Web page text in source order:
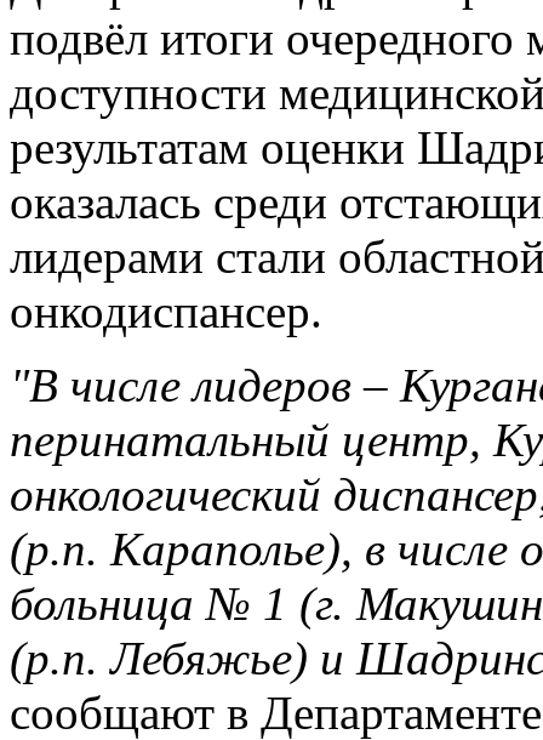
подвёл итоги очередного
доступности
результатам оценки
оказалась среди
лидерами стали
онкодиспансер.
"В числе лидеров –
перинатальный центр,
онкологический
(р.п. Караполье), в
больница № 1 (г.
(р.п. Лебяжье) и
сообщают в